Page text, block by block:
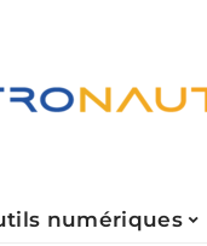
numériques